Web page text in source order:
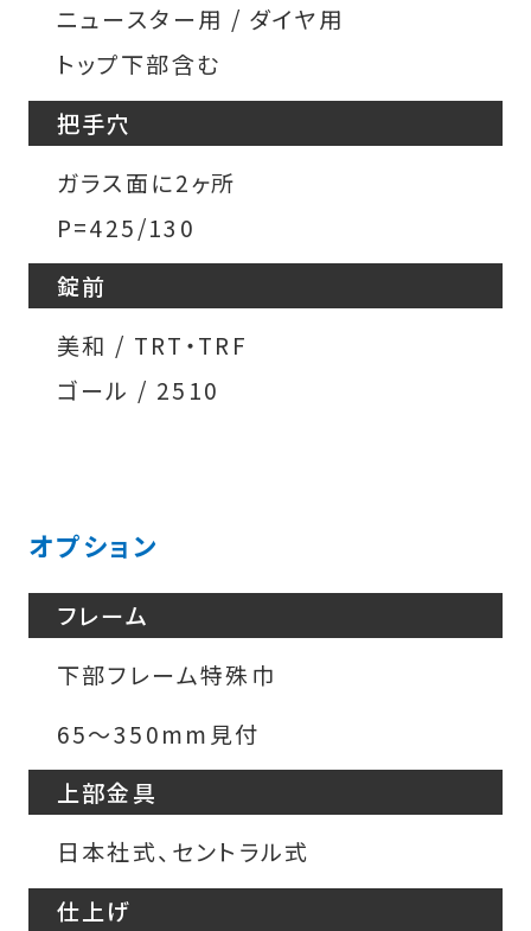
ニュースター用 / ダイヤ用
トップ下部含む
把手穴
ガラス面に2ヶ所
P=425/130
錠前
美和 / TRT・TRF
ゴール / 2510
オプション
フレーム
下部フレーム特殊巾
65〜350mm見付
上部金具
日本社式、セントラル式
仕上げ